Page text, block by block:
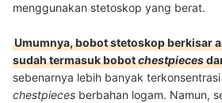
menggunakan stetoskop yang berat.
Umumnya, bobot stetoskop berkisar
sudah termasuk bobotchestpieces
sebenarnya lebih banyak
chestpieces berbahan logam. Namun,